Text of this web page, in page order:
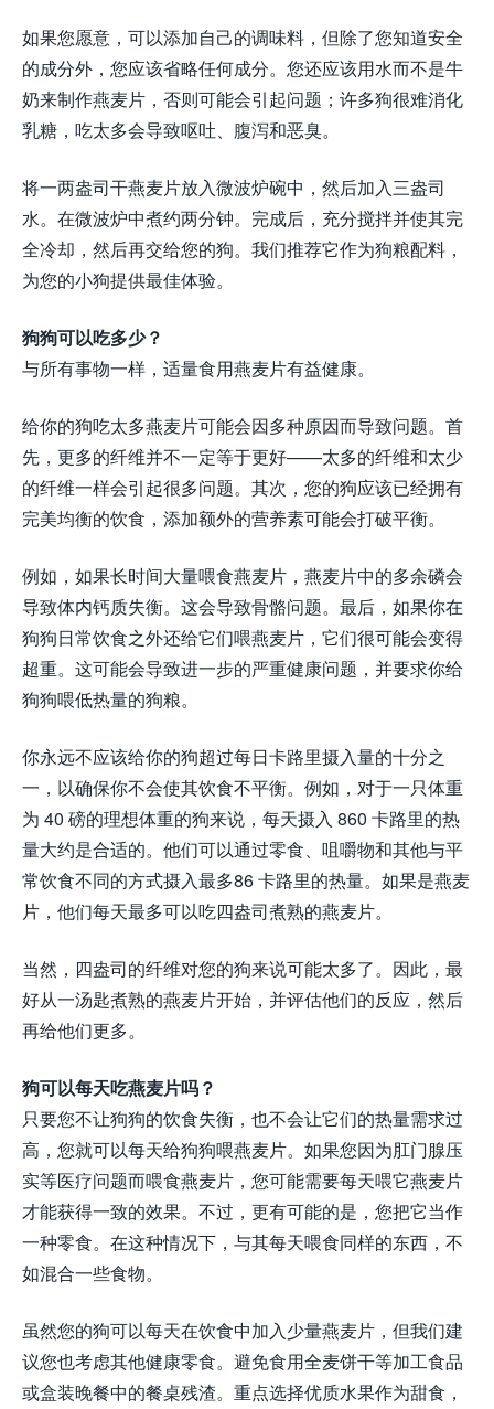
如果您愿意，可以添加自己的调味料，但除了您知道安全
的成分外，您应该省略任何成分。您还应该用水而不是牛
奶来制作燕麦片，否则可能会引起问题；许多狗很难消化
乳糖，吃太多会导致呕吐、腹泻和恶臭。
将一两盎司干燕麦片放入微波炉碗中，然后加入三盎司
水。在微波炉中煮约两分钟。完成后，充分搅拌并使其完
全冷却，然后再交给您的狗。我们推荐它作为狗粮配料，
为您的小狗提供最佳体验。
狗狗可以吃多少？
与所有事物一样，适量食用燕麦片有益健康。
给你的狗吃太多燕麦片可能会因多种原因而导致问题。首
先，更多的纤维并不一定等于更好——太多的纤维和太少
的纤维一样会引起很多问题。其次，您的狗应该已经拥有
完美均衡的饮食，添加额外的营养素可能会打破平衡。
例如，如果长时间大量喂食燕麦片，燕麦片中的多余磷会
导致体内钙质失衡。这会导致骨骼问题。最后，如果你在
狗狗日常饮食之外还给它们喂燕麦片，它们很可能会变得
超重。这可能会导致进一步的严重健康问题，并要求你给
狗狗喂低热量的狗粮。
你永远不应该给你的狗超过每日卡路里摄入量的十分之
一，以确保你不会使其饮食不平衡。例如，对于一只体重
为 40 磅的理想体重的狗来说，每天摄入 860 卡路里的热
量大约是合适的。他们可以通过零食、咀嚼物和其他与平
常饮食不同的方式摄入最多86 卡路里的热量。如果是燕麦
片，他们每天最多可以吃四盎司煮熟的燕麦片。
当然，四盎司的纤维对您的狗来说可能太多了。因此，最
好从一汤匙煮熟的燕麦片开始，并评估他们的反应，然后
再给他们更多。
狗可以每天吃燕麦片吗？
只要您不让狗狗的饮食失衡，也不会让它们的热量需求过
高，您就可以每天给狗狗喂燕麦片。如果您因为肛门腺压
实等医疗问题而喂食燕麦片，您可能需要每天喂它燕麦片
才能获得一致的效果。不过，更有可能的是，您把它当作
一种零食。在这种情况下，与其每天喂食同样的东西，不
如混合一些食物。
虽然您的狗可以每天在饮食中加入少量燕麦片，但我们建
议您也考虑其他健康零食。避免食用全麦饼干等加工食品
或盒装晚餐中的餐桌残渣。重点选择优质水果作为甜食，